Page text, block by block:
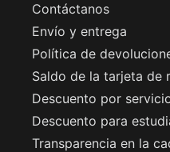
Contáctanos
Envío y entrega
Política de
Saldo de la tarjeta de
Descuento por
Descuento para
Transparencia en la